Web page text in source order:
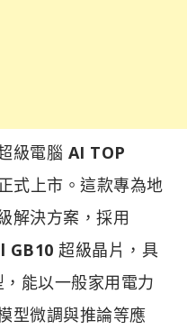
級電腦 AI TOP
式上市。這款專為地
解決方案，採用
GB10 超級晶片，具
能以一般家用電力
型微調與推論等應